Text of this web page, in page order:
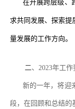
在开展跨层级、
求共同发展、探索提
量发展的工作方向。
二、 2023年工作
新的一年，将迎
段，在回顾和总结的